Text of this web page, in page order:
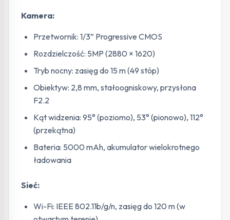
Kamera:
Przetwornik: 1/3” Progressive CMOS
Rozdzielczość: 5MP (2880 × 1620)
Tryb nocny: zasięg do 15 m (49 stóp)
Obiektyw: 2,8 mm, stałoogniskowy, przysłona
F2.2
Kąt widzenia: 95° (poziomo), 53° (pionowo), 112°
(przekątna)
Bateria: 5000 mAh, akumulator wielokrotnego
ładowania
Sieć:
Wi-Fi: IEEE 802.11b/g/n, zasięg do 120 m (w